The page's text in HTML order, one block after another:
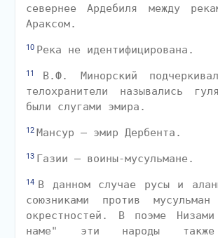
севернее Ардебиля между
Араксом.
10 Река не идентифицирована.
11
В.Ф. Минорский
телохранители назывались
были слугами эмира.
12 Мансур — эмир Дербента.
13 Газии — воины-мусульмане.
14 В данном случае русы и
союзниками против
окрестностей. В поэме
наме" эти народы также